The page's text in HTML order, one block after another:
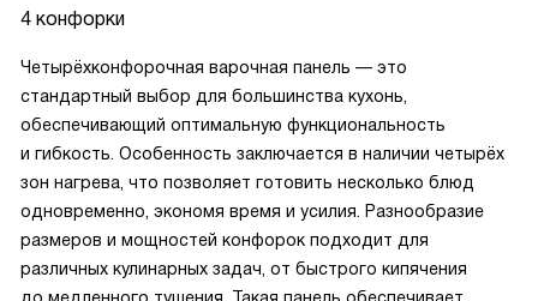
4 конфорки
Четырёхконфорочная варочная панель — это
стандартный выбор для большинства кухонь,
обеспечивающий оптимальную функциональность
и гибкость. Особенность заключается в наличии четырёх
зон нагрева, что позволяет готовить несколько блюд
одновременно, экономя время и усилия. Разнообразие
размеров и мощностей конфорок подходит для
различных кулинарных задач, от быстрого кипячения